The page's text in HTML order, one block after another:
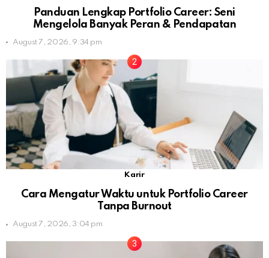
Panduan Lengkap Portfolio Career: Seni
Mengelola Banyak Peran & Pendapatan
August 7, 2026, 9:34 pm
Karir
Cara Mengatur Waktu untuk Portfolio Career
Tanpa Burnout
August 7, 2026, 3:04 pm